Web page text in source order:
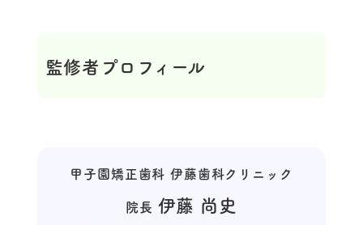
監修者プロフィール
甲子園矯正歯科 伊藤歯科クリニック
院長 伊藤 尚史